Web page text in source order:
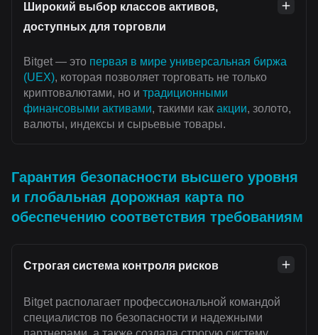
Широкий выбор классов активов,
доступных для торговли
Bitget — это первая в мире универсальная биржа
(UEX), которая позволяет торговать не только
криптовалютами, но и традиционными
финансовыми активами, такими как акции, золото,
валюты, индексы и сырьевые товары.
Гарантия безопасности высшего уровня
и глобальная дорожная карта по
обеспечению соответствия требованиям
Строгая система контроля рисков
Bitget располагает профессиональной командой
специалистов по безопасности и надежными